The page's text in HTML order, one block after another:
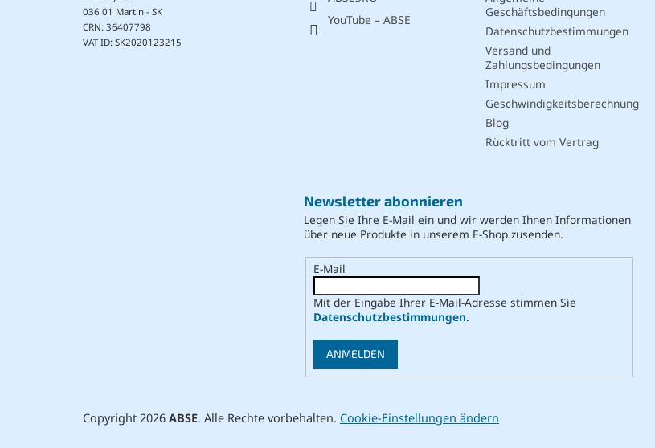
036 01 Martin - SK
CRN: 36407798
VAT ID: SK2020123215
YouTube – ABSE
Geschäftsbedingungen
Datenschutzbestimmungen
Versand und
Zahlungsbedingungen
Impressum
Geschwindigkeitsberechnung
Blog
Rücktritt vom Vertrag
Newsletter abonnieren
Legen Sie Ihre E-Mail ein und wir werden Ihnen Informationen
über neue Produkte in unserem E-Shop zusenden.
E-Mail
Mit der Eingabe Ihrer E-Mail-Adresse stimmen Sie
Datenschutzbestimmungen.
ANMELDEN
Copyright 2026 ABSE. Alle Rechte vorbehalten. Cookie-Einstellungen ändern